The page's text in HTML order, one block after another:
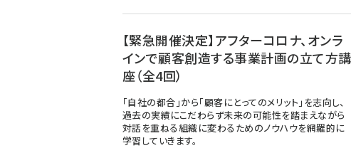
【緊急開催決定】アフターコロナ、オンラ
インで顧客創造する事業計画の立て方講
座（全4回）
「自社の都合」から「顧客にとってのメリット」を志向し、
過去の実績にこだわらず未来の可能性を踏まえながら
対話を重ねる組織に変わるためのノウハウを網羅的に
学習していきます。